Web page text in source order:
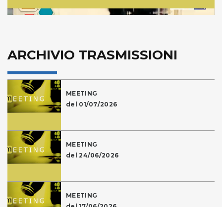
ARCHIVIO TRASMISSIONI
MEETING
del 01/07/2026
MEETING
del 24/06/2026
MEETING